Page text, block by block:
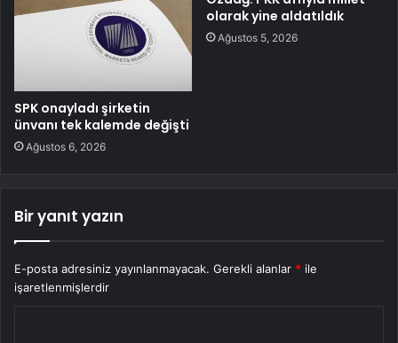
SPK onayladı şirketin
ünvanı tek kalemde değişti
Ağustos 6, 2026
olarak yine aldatıldık
Ağustos 5, 2026
Bir yanıt yazın
E-posta adresiniz yayınlanmayacak. Gerekli alanlar * ile
işaretlenmişlerdir